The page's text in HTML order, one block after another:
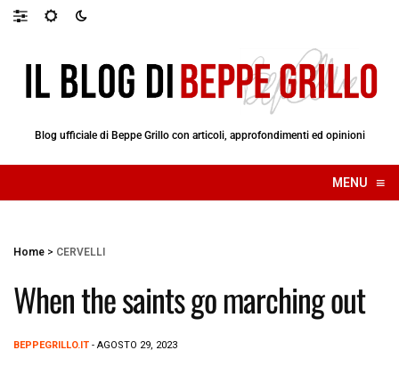
Blog ufficiale di Beppe Grillo con articoli, approfondimenti ed opinioni
MENU ≡
☰
Home > CERVELLI
When the saints go marching out
BEPPEGRILLO.IT - AGOSTO 29, 2023